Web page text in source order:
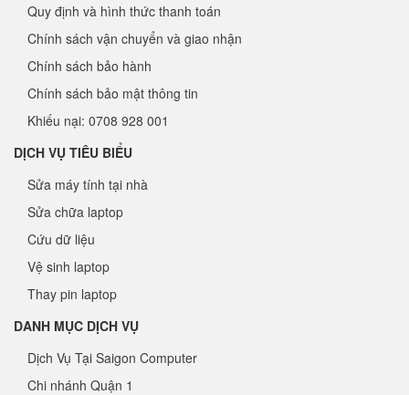
Quy định và hình thức thanh toán
Chính sách vận chuyển và giao nhận
Chính sách bảo hành
Chính sách bảo mật thông tin
Khiếu nại: 0708 928 001
DỊCH VỤ TIÊU BIỂU
Sửa máy tính tại nhà
Sửa chữa laptop
Cứu dữ liệu
Vệ sinh laptop
Thay pin laptop
DANH MỤC DỊCH VỤ
Dịch Vụ Tại Saigon Computer
Chi nhánh Quận 1